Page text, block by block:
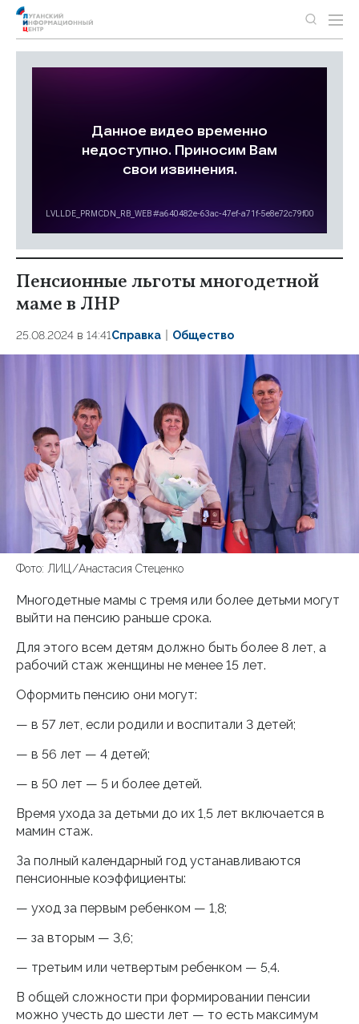
Пенсионные льготы многодетной
маме в ЛНР
25.08.2024 в 14:41Справка Общество
Фото: ЛИЦ/Анастасия Стеценко
Многодетные мамы с тремя или более детьми могут
выйти на пенсию раньше срока.
Для этого всем детям должно быть более 8 лет, а
рабочий стаж женщины не менее 15 лет.
Оформить пенсию они могут:
— в 57 лет, если родили и воспитали 3 детей;
— в 56 лет — 4 детей;
— в 50 лет — 5 и более детей.
Время ухода за детьми до их 1,5 лет включается в
мамин стаж.
За полный календарный год устанавливаются
пенсионные коэффициенты:
— уход за первым ребенком — 1,8;
— за вторым — 3,6;
— третьим или четвертым ребенком — 5,4.
В общей сложности при формировании пенсии
можно учесть до шести лет — то есть максимум